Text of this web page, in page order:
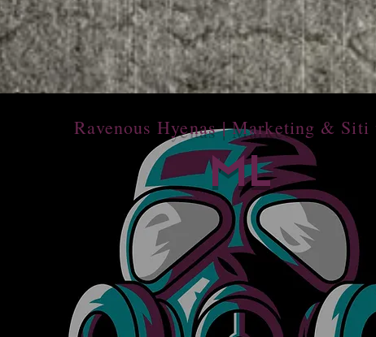
Ravenous Hyenas | Marketing & Siti
ML